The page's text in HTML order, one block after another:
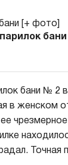
бани №
в женском
Точная